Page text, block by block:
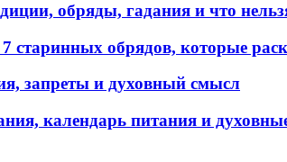
обряды, гадания и что
старинных обрядов, которые
запреты и духовный смысл
календарь питания и